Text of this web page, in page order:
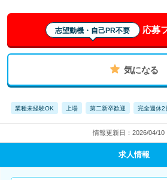
志望動機・自己PR不要 応募
気になる
業種未経験OK 上場 第二新卒歓迎 完全週休2
情報更新日：2026/04/10
求人情報